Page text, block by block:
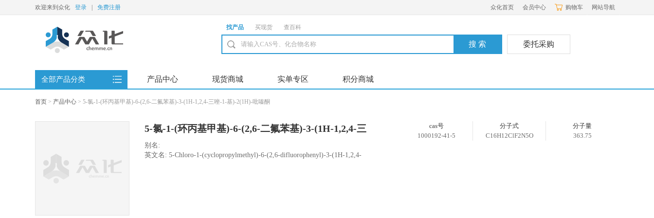
欢迎来到众化 登录 免费注册 众化首页 会员中心 购物车 网站导航
找产品 买现货 查百科
委托采购
全部产品分类 产品中心 现货商城 实单专区 积分商城
首页 > 产品中心 > 5-氯-1-(环丙基甲基)-6-(2,6-二氟苯基)-3-(1H-1,2,4-三唑-1-基)-2(1H)-吡嗪酮
5-氯-1-(环丙基甲基)-6-(2,6-二氟苯基)-3-(1H-1,2,4-三
唑-1-基)-2(1H)-吡嗪酮
别名:
英文名: 5-Chloro-1-(cyclopropylmethyl)-6-(2,6-difluorophenyl)-3-(1H-1,2,4-
cas号
1000192-41-5
分子式
C16H12ClF2N5O
分子量
363.75